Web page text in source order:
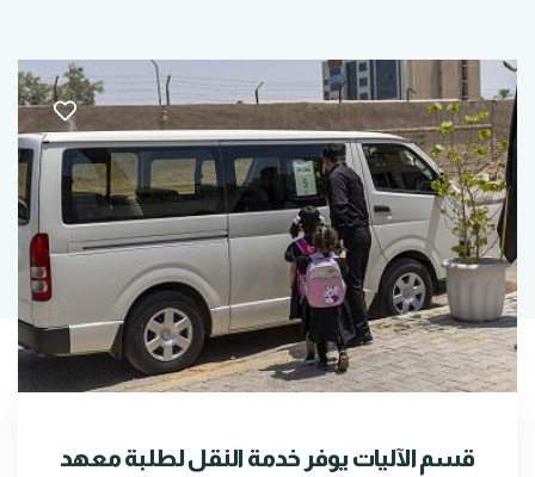
قسم الآليات يوفر خدمة النقل لطلبة معهد